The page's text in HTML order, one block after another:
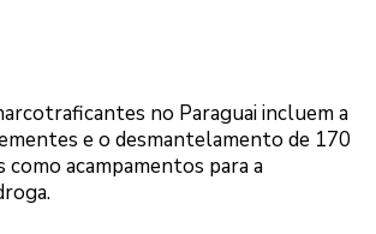
no Paraguai incluem a
e o desmantelamento de 170
como acampamentos para a